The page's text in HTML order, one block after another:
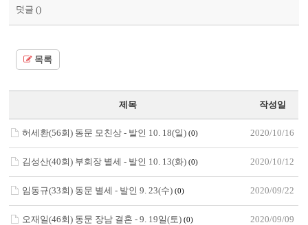
덧글 ()
목록
제목 작성일
허세환(56회) 동문 모친상 - 발인 10. 18(일)(0) 2020/10/16
김성산(40회) 부회장 별세 - 발인 10. 13(화)(0) 2020/10/12
임동규(33회) 동문 별세 - 발인 9. 23(수)(0) 2020/09/22
오재일(46회) 동문 장남 결혼 - 9. 19일(토)(0) 2020/09/09